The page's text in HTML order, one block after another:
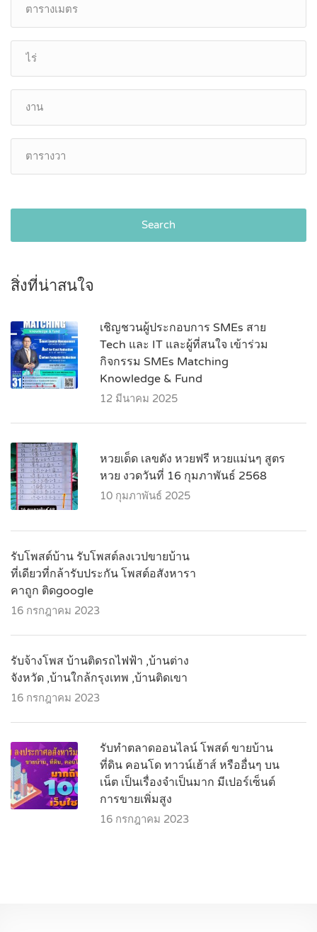
Search
สิ่งที่น่าสนใจ
เชิญชวนผู้ประกอบการ SMEs สาย
Tech และ IT และผู้ที่สนใจ เข้าร่วม
กิจกรรม SMEs Matching
Knowledge & Fund
12 มีนาคม 2025
หวยเด็ด เลขดัง หวยฟรี หวยแม่นๆ สูตร
หวย งวดวันที่ 16 กุมภาพันธ์ 2568
10 กุมภาพันธ์ 2025
รับโพสต์บ้าน รับโพสต์ลงเวปขายบ้าน
ที่เดียวที่กล้ารับประกัน โพสต์อสังหารา
คาถูก ติดgoogle
16 กรกฎาคม 2023
รับจ้างโพส บ้านติดรถไฟฟ้า ,บ้านต่าง
จังหวัด ,บ้านใกล้กรุงเทพ ,บ้านติดเขา
16 กรกฎาคม 2023
รับทำตลาดออนไลน์ โพสต์ ขายบ้าน
ที่ดิน คอนโด ทาวน์เฮ้าส์ หรืออื่นๆ บน
เน็ต เป็นเรื่องจำเป็นมาก มีเปอร์เซ็นต์
การขายเพิ่มสูง
16 กรกฎาคม 2023